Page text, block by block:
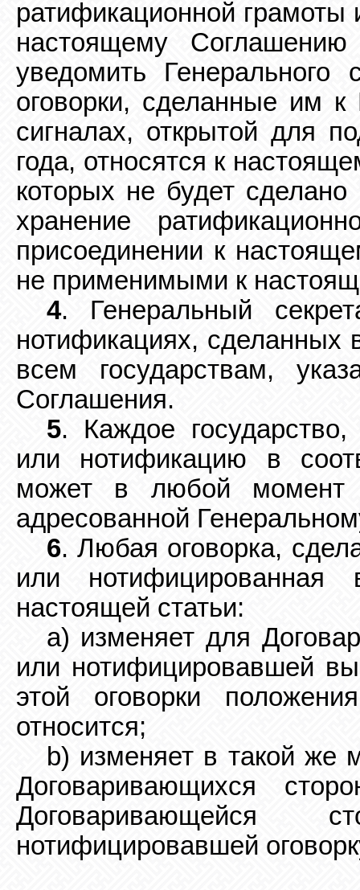
ратификационной грамоты
настоящему
уведомить
оговорки, сделанные им к
сигналах, открытой для
года, относятся к
которых не будет
хранение
присоединении к
не применимыми к
4. Генеральный
нотификациях, сделанных
всем государствам,
Соглашения.
5. Каждое
или нотификацию в
может в любой момент
адресованной
6. Любая оговорка,
или нотифицированная
настоящей статьи:
а) изменяет для
или нотифицировавшей
этой оговорки
относится;
b) изменяет в такой же
Договаривающихся
Договаривающейся
нотифицировавшей